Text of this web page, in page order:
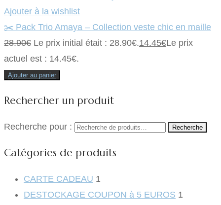
Ajouter à la wishlist
✂️ Pack Trio Amaya – Collection veste chic en maille
28.90€ Le prix initial était : 28.90€.14.45€Le prix
actuel est : 14.45€.
Ajouter au panier
Rechercher un produit
Recherche pour : Recherche
Catégories de produits
CARTE CADEAU 1
DESTOCKAGE COUPON à 5 EUROS 1